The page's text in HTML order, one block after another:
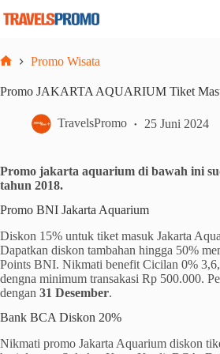
Promo Wisata
Promo JAKARTA AQUARIUM Tiket
TravelsPromo 25 Juni 2024
Promo jakarta aquarium di bawah ini
tahun 2018.
Promo BNI Jakarta Aquarium
Diskon 15% untuk tiket masuk Jakarta
Dapatkan diskon tambahan hingga 50%
Points BNI. Nikmati benefit Cicilan 0%
dengna minimum transakasi Rp 500.000.
dengan 31 Desember.
Bank BCA Diskon 20%
Nikmati promo Jakarta Aquarium diskon